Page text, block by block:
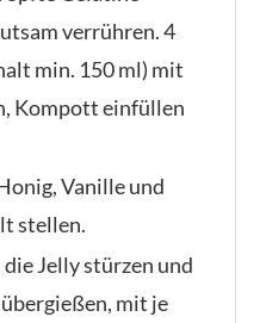
verrühren. 4
min. 150 ml) mit
Kompott einfüllen
Vanille und
stellen.
Jelly stürzen und
mit je